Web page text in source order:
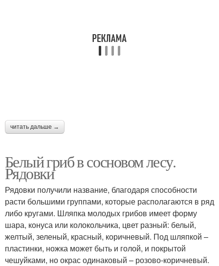
читать дальше →
Белый гриб в сосновом лесу.
Рядовки
Рядовки получили название, благодаря способности
расти большими группами, которые располагаются в ряд
либо кругами. Шляпка молодых грибов имеет форму
шара, конуса или колокольчика, цвет разный: белый,
желтый, зеленый, красный, коричневый. Под шляпкой –
пластинки, ножка может быть и голой, и покрытой
чешуйками, но окрас одинаковый – розово-коричневый.